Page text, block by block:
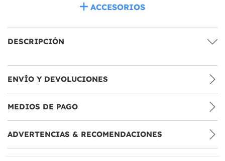
ACCESORIOS
DESCRIPCIÓN
ENVÍO Y DEVOLUCIONES
MEDIOS DE PAGO
ADVERTENCIAS & RECOMENDACIONES